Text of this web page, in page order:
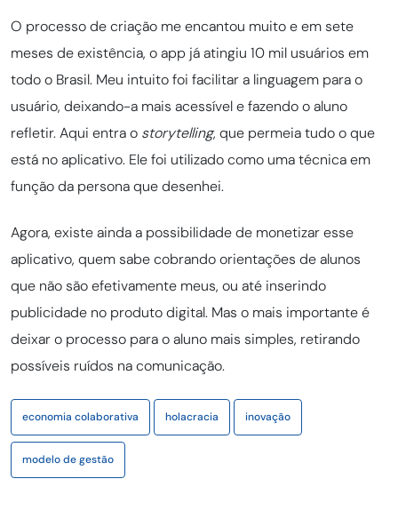
O processo de criação me encantou muito e em sete
meses de existência, o app já atingiu 10 mil usuários em
todo o Brasil. Meu intuito foi facilitar a linguagem para o
usuário, deixando-a mais acessível e fazendo o aluno
refletir. Aqui entra o storytelling, que permeia tudo o que
está no aplicativo. Ele foi utilizado como uma técnica em
função da persona que desenhei.
Agora, existe ainda a possibilidade de monetizar esse
aplicativo, quem sabe cobrando orientações de alunos
que não são efetivamente meus, ou até inserindo
publicidade no produto digital. Mas o mais importante é
deixar o processo para o aluno mais simples, retirando
possíveis ruídos na comunicação.
economia colaborativa holacracia inovação
modelo de gestão